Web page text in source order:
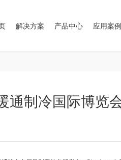
解决方案 产品中心 应用案例
通制冷国际博览